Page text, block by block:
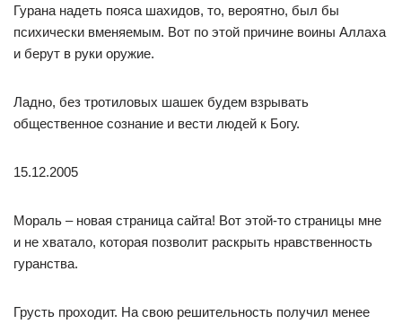
Гурана надеть пояса шахидов, то, вероятно, был бы
психически вменяемым. Вот по этой причине воины Аллаха
и берут в руки оружие.
Ладно, без тротиловых шашек будем взрывать
общественное сознание и вести людей к Богу.
15.12.2005
Мораль – новая страница сайта! Вот этой-то страницы мне
и не хватало, которая позволит раскрыть нравственность
гуранства.
Грусть проходит. На свою решительность получил менее